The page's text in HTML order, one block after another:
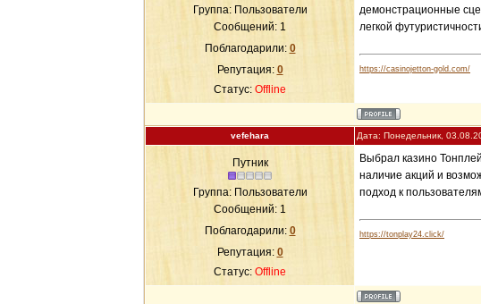
Группа: Пользователи
Сообщений: 1
Поблагодарили: 0
Репутация: 0
Статус: Offline
демонстрационные
легкой
https://casinojetton-gold.com/
vefehara Дата: Понедельник,
Путник
Группа: Пользователи
Сообщений: 1
Поблагодарили: 0
Репутация: 0
Статус: Offline
Выбрал казино
наличие акций и
подход к
https://tonplay24.click/